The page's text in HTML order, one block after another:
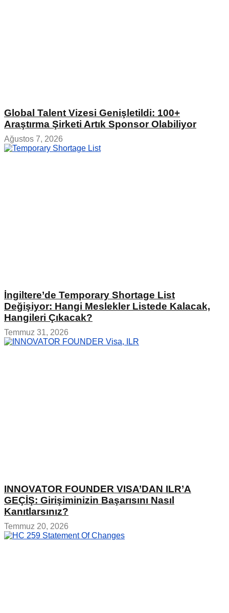
Global Talent Vizesi Genişletildi: 100+
Araştırma Şirketi Artık Sponsor Olabiliyor
Ağustos 7, 2026
İngiltere’de Temporary Shortage List
Değişiyor: Hangi Meslekler Listede Kalacak,
Hangileri Çıkacak?
Temmuz 31, 2026
INNOVATOR FOUNDER VISA’DAN ILR’A
GEÇİŞ: Girişiminizin Başarısını Nasıl
Kanıtlarsınız?
Temmuz 20, 2026